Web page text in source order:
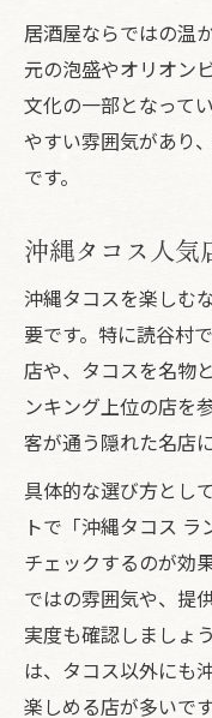
居酒屋ならではの温
元の泡盛やオリオン
文化の一部となって
やすい雰囲気があり
です。
沖縄タコス人気
沖縄タコスを楽しむ
要です。特に読谷村
店や、タコスを名物
ンキング上位の店を
客が通う隠れた名店
具体的な選び方とし
トで「沖縄タコス
チェックするのが効
ではの雰囲気や、提
実度も確認しましょ
は、タコス以外にも
楽しめる店が多いです